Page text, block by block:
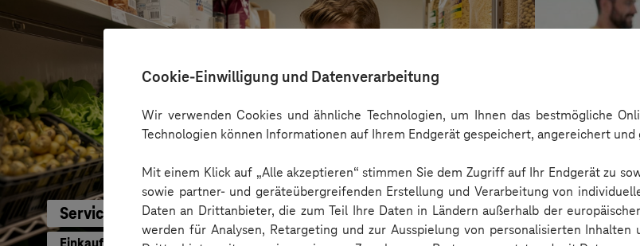
Cookie-Einwilligung und Datenverarbeitung
Wir verwenden Cookies und ähnliche Technologien, um Ihnen das bestmögliche
Technologien können Informationen auf Ihrem Endgerät gespeichert, angereichert und
Mit einem Klick auf „Alle akzeptieren“ stimmen Sie dem Zugriff auf Ihr Endgerät zu
sowie partner- und geräteübergreifenden Erstellung und Verarbeitung von
Daten an Drittanbieter, die zum Teil Ihre Daten in Ländern außerhalb der
werden für Analysen, Retargeting und zur Ausspielung von personalisierten
Service-Bund Kreis